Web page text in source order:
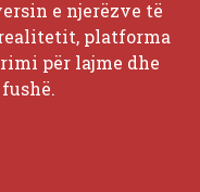
e njerëzve të
platforma
për lajme dhe